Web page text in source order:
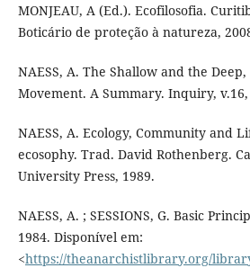
MONJEAU, A (Ed.). Ecofilosofia.
Boticário de proteção à natureza,
NAESS, A. The Shallow and the
Movement. A Summary. Inquiry, v.16,
NAESS, A. Ecology, Community and
ecosophy. Trad. David Rothenberg.
University Press, 1989.
NAESS, A. ; SESSIONS, G. Basic
1984. Disponível em:
<https://theanarchistlibrary.org/